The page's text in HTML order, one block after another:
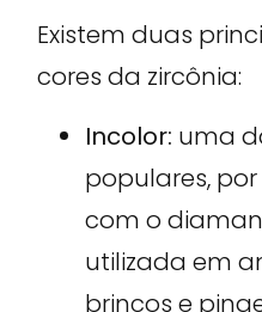
Existem duas
cores da zircônia:
Incolor: uma
populares,
com o
utilizada em
brincos e